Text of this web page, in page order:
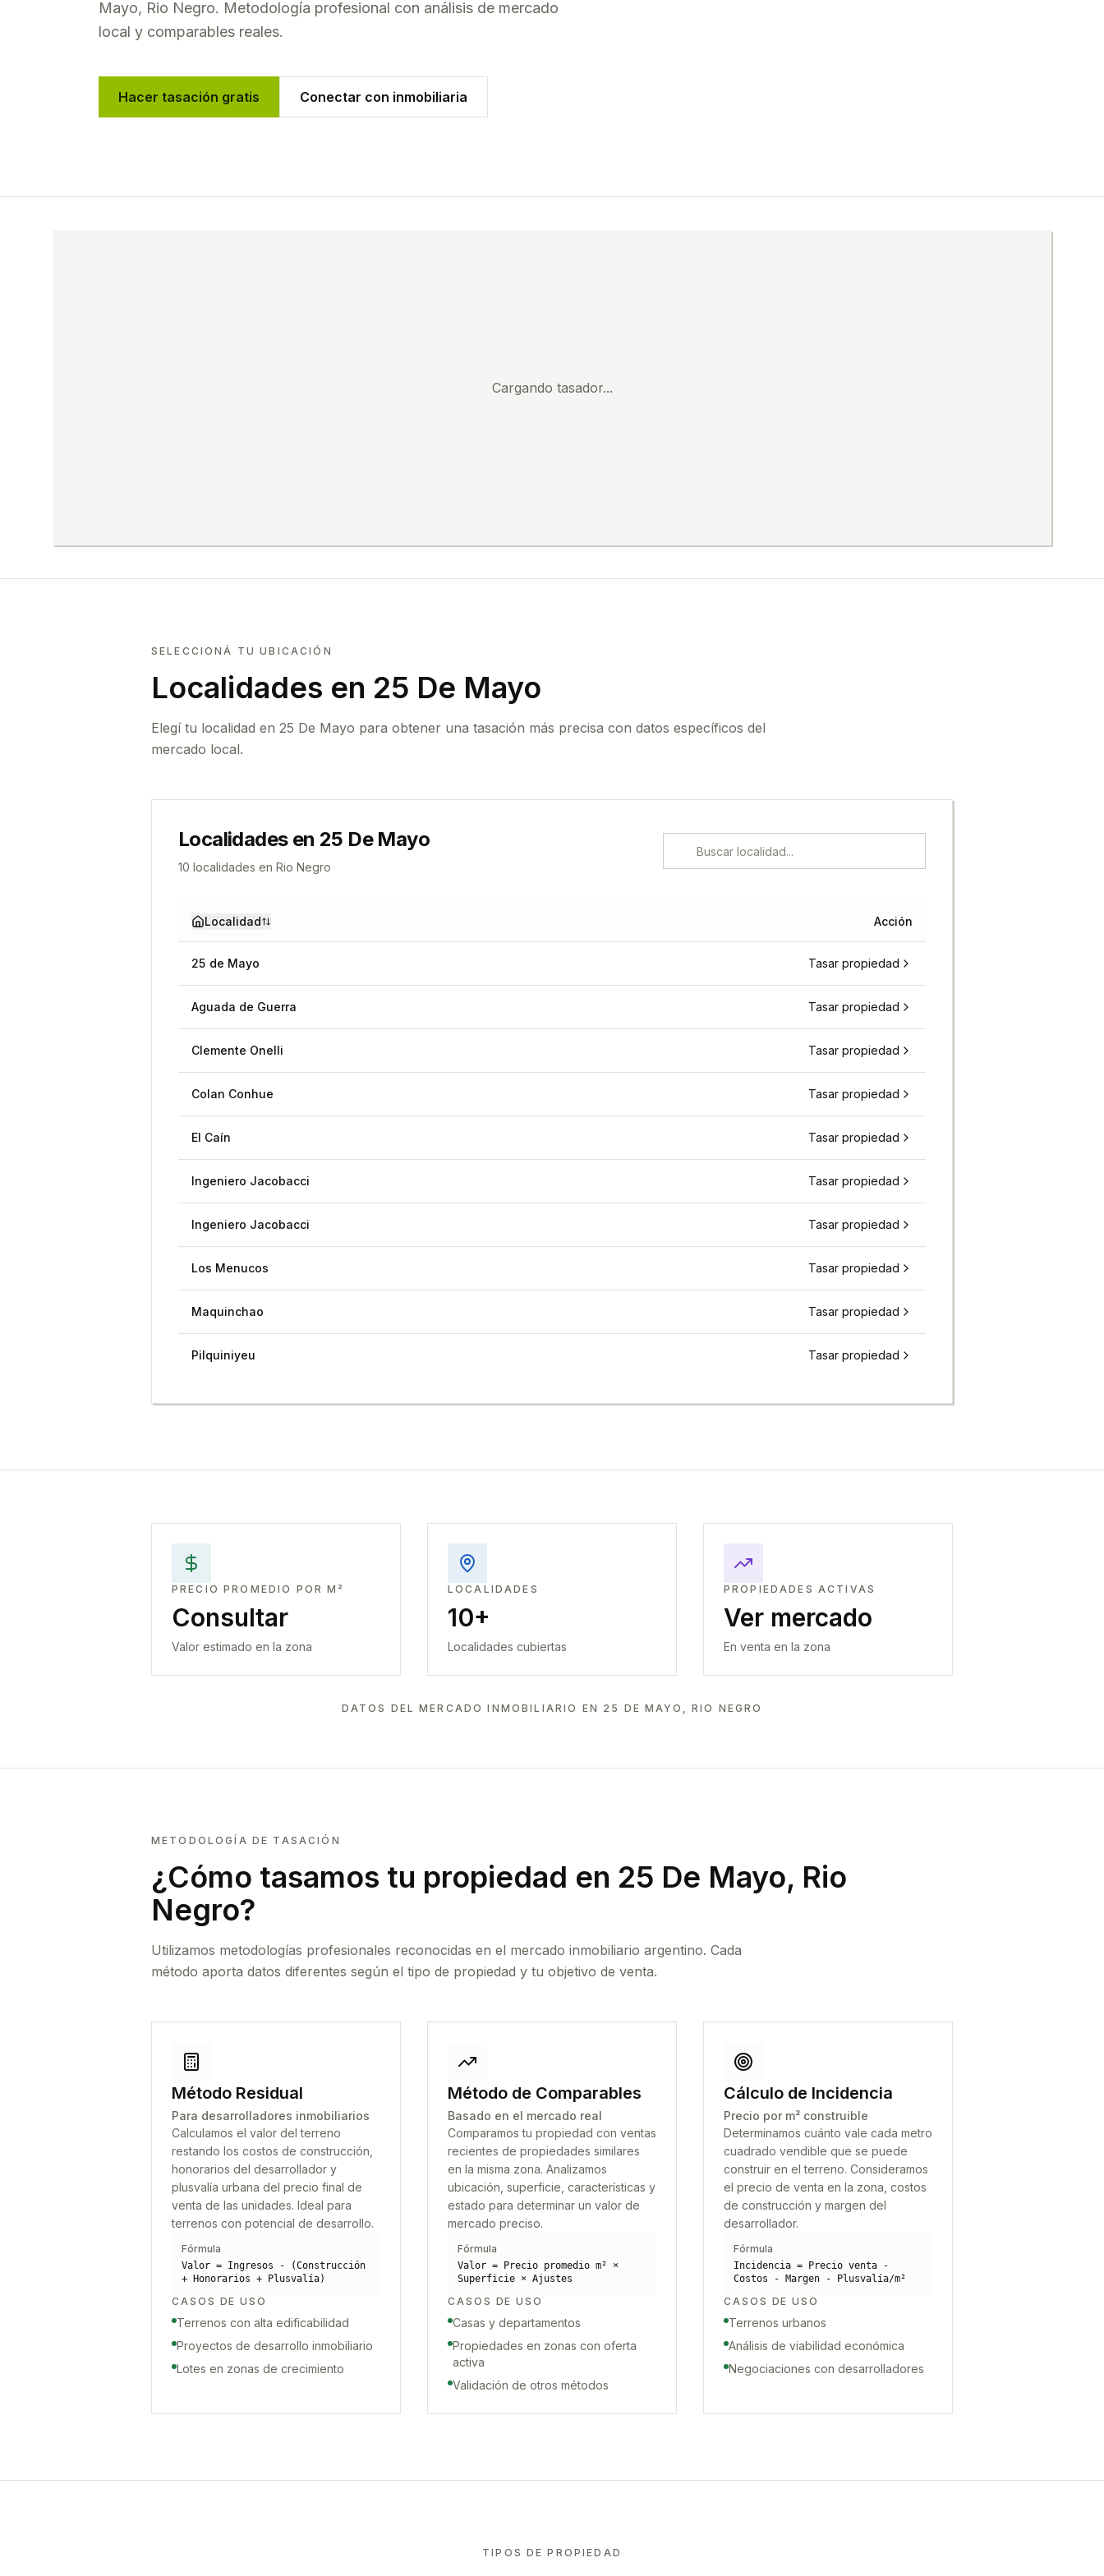
Mayo, Rio Negro. Metodología profesional con análisis de mercado
local y comparables reales.
Hacer tasación gratis Conectar con inmobiliaria
Cargando tasador...
SELECCIONÁ TU UBICACIÓN
Localidades en 25 De Mayo
Elegí tu localidad en 25 De Mayo para obtener una tasación más precisa con datos específicos del
mercado local.
Localidades en 25 De Mayo
10 localidades en Rio Negro
Localidad Acción
25 de Mayo Tasar propiedad
Aguada de Guerra Tasar propiedad
Clemente Onelli Tasar propiedad
Colan Conhue Tasar propiedad
El Caín Tasar propiedad
Ingeniero Jacobacci Tasar propiedad
Ingeniero Jacobacci Tasar propiedad
Los Menucos Tasar propiedad
Maquinchao Tasar propiedad
Pilquiniyeu Tasar propiedad
PRECIO PROMEDIO POR M²
Consultar
Valor estimado en la zona
LOCALIDADES
10+
Localidades cubiertas
PROPIEDADES ACTIVAS
Ver mercado
En venta en la zona
DATOS DEL MERCADO INMOBILIARIO EN 25 DE MAYO, RIO NEGRO
METODOLOGÍA DE TASACIÓN
¿Cómo tasamos tu propiedad en 25 De Mayo, Rio
Negro?
Utilizamos metodologías profesionales reconocidas en el mercado inmobiliario argentino. Cada
método aporta datos diferentes según el tipo de propiedad y tu objetivo de venta.
Método Residual
Para desarrolladores inmobiliarios
Calculamos el valor del terreno
restando los costos de construcción,
honorarios del desarrollador y
plusvalía urbana del precio final de
venta de las unidades. Ideal para
terrenos con potencial de desarrollo.
Fórmula
Valor = Ingresos - (Construcción
+ Honorarios + Plusvalía)
CASOS DE USO
Terrenos con alta edificabilidad
Proyectos de desarrollo inmobiliario
Lotes en zonas de crecimiento
Método de Comparables
Basado en el mercado real
Comparamos tu propiedad con ventas
recientes de propiedades similares
en la misma zona. Analizamos
ubicación, superficie, características y
estado para determinar un valor de
mercado preciso.
Fórmula
Valor = Precio promedio m² ×
Superficie × Ajustes
CASOS DE USO
Casas y departamentos
Propiedades en zonas con oferta
activa
Validación de otros métodos
Cálculo de Incidencia
Precio por m² construible
Determinamos cuánto vale cada metro
cuadrado vendible que se puede
construir en el terreno. Consideramos
el precio de venta en la zona, costos
de construcción y margen del
desarrollador.
Fórmula
Incidencia = Precio venta -
Costos - Margen - Plusvalía/m²
CASOS DE USO
Terrenos urbanos
Análisis de viabilidad económica
Negociaciones con desarrolladores
TIPOS DE PROPIEDAD